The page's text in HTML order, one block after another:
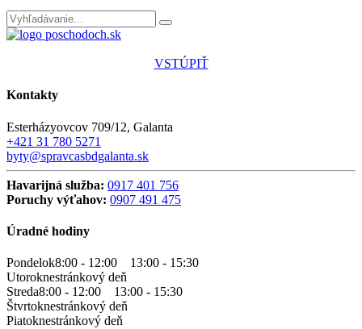
VSTÚPIŤ
Kontakty
Esterházyovcov 709/12, Galanta
+421 31 780 5271
byty@spravcasbdgalanta.sk
Havarijná služba: 0917 401 756
Poruchy výťahov: 0907 491 475
Úradné hodiny
Pondelok8:00 - 12:00
13:00 - 15:30
Utoroknestránkový deň
Streda8:00 - 12:00
13:00 - 15:30
Štvrtoknestránkový deň
Piatoknestránkový deň